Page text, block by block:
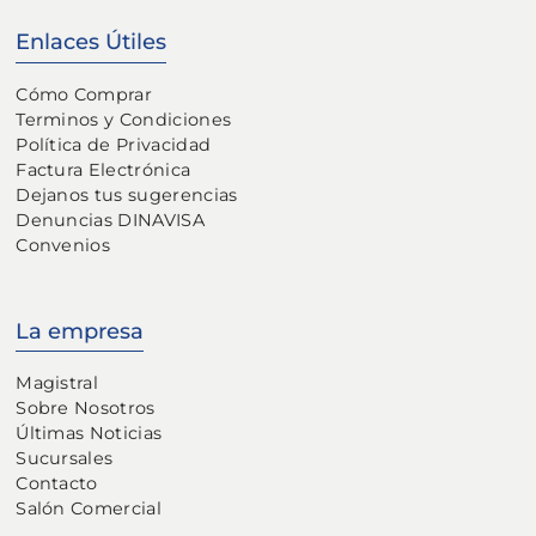
Enlaces Útiles
Cómo Comprar
Terminos y Condiciones
Política de Privacidad
Factura Electrónica
Dejanos tus sugerencias
Denuncias DINAVISA
Convenios
La empresa
Magistral
Sobre Nosotros
Últimas Noticias
Sucursales
Contacto
Salón Comercial